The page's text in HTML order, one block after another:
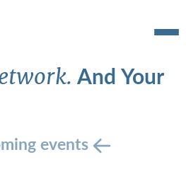
And Your
events